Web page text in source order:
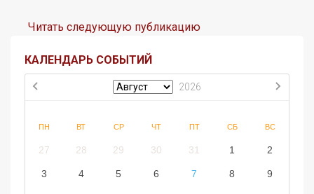
Читать следующую публикацию
КАЛЕНДАРЬ СОБЫТИЙ
2026
ПН ВТ СР ЧТ ПТ СБ ВС
27 28 29 30 31 1 2
3 4 5 6 7 8 9